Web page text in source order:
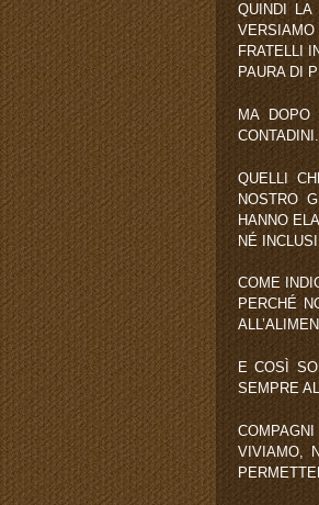
QUINDI LA
FRATELLI
PAURA DI
MA
CONTADINI.
QUELLI
NOSTRO
HANNO
NÉ
COME
PERCHÉ
E COSÌ
SEMPRE
VIVIAMO,